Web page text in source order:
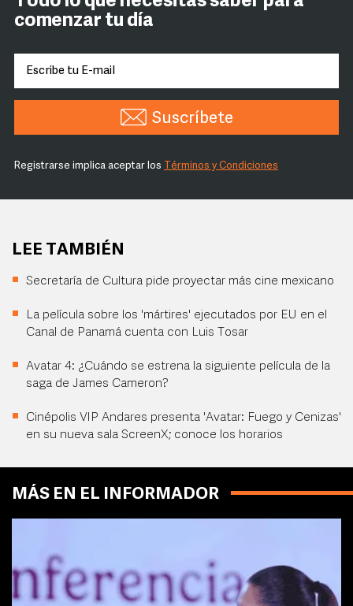
comenzar tu día
Suscríbete
Registrarse implica aceptar los Términos y Condiciones
LEE TAMBIÉN
Secretaría de Cultura pide proyectar más cine mexicano
La película sobre los 'mártires' ejecutados por EU en el
Canal de Panamá cuenta con Luis Tosar
Avatar 4: ¿Cuándo se estrena la siguiente película de la
saga de James Cameron?
Cinépolis VIP Andares presenta 'Avatar: Fuego y Cenizas'
en su nueva sala ScreenX; conoce los horarios
MÁS EN EL INFORMADOR